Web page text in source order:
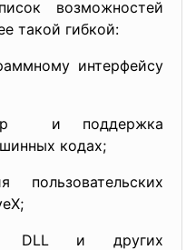
возможностей
такой гибкой:
интерфейсу
и поддержка
кодах;
пользовательских
DLL и других